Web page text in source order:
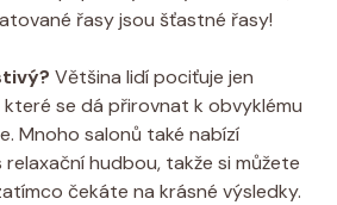
řasy jsou šťastné řasy!
Většina lidí pociťuje jen
které se ‌dá přirovnat k obvyklému
Mnoho salonů‍ také nabízí
hudbou, takže si můžete⁢
čekáte na krásné výsledky.